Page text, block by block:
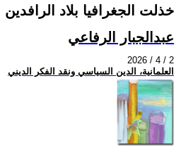
خذلت الجغرافيا بلاد
عبدالجبار الرفاعي
2026 / 4 / 2
العلمانية، الدين السياسي ونقد الفكر الديني